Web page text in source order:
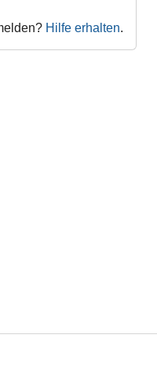
Hilfe erhalten.